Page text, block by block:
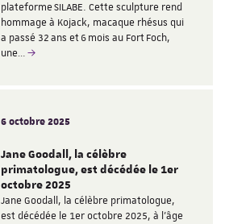
plateforme SILABE. Cette sculpture rend
hommage à Kojack, macaque rhésus qui
a passé 32 ans et 6 mois au Fort Foch,
une…
6 octobre 2025
Jane Goodall, la célèbre
primatologue, est décédée le 1er
octobre 2025
Jane Goodall, la célèbre primatologue,
est décédée le 1er octobre 2025, à l'âge